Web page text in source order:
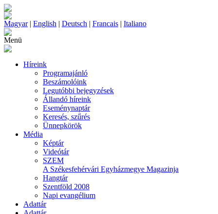
Magyar| English | Deutsch | Francais | Italiano
Menü
Híreink
Programajánló
Beszámolóink
Legutóbbi bejegyzések
Állandó híreink
Eseménynaptár
Keresés, szűrés
Ünnepkörök
Média
Képtár
Videótár
SZEM
A Székesfehérvári Egyházmegye Magazinja
Hangtár
Szentföld 2008
Napi evangélium
Adattár